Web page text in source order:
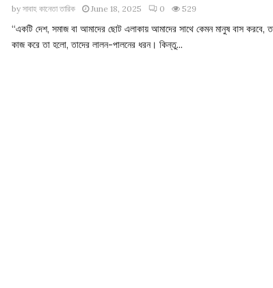
byসাবাহ কানেতা তারিক June 18, 2025 0 529
“একটি দেশ, সমাজ বা আমাদের ছোট এলাকায় আমাদের সাথে কেমন মানুষ বাস করবে,
কাজ করে তা হলো, তাদের লালন-পালনের ধরন। কিন্তু...